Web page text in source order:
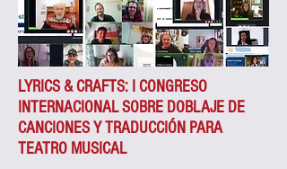
LYRICS & CRAFTS: I CONGRESO
INTERNACIONAL SOBRE DOBLAJE DE
CANCIONES Y TRADUCCIÓN PARA
TEATRO MUSICAL